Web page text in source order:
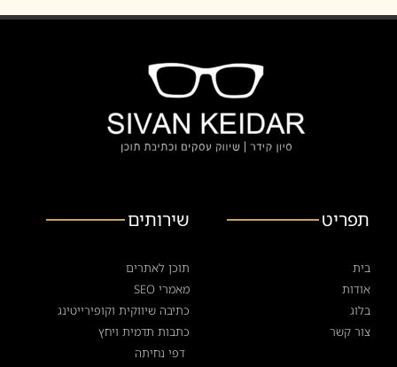
תפריט
בית
אודות
בלוג
צור קשר
שירותים
תוכן לאתרים
מאמרי SEO
כתיבה שיווקית וקופירייטינג
כתבות תדמית ויחץ
דפי נחיתה